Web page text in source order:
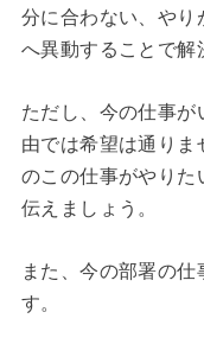
分に合わない、やり
へ異動することで解
ただし、今の仕事が
由では希望は通り
のこの仕事がやりた
伝えましょう。
また、今の部署の
す。